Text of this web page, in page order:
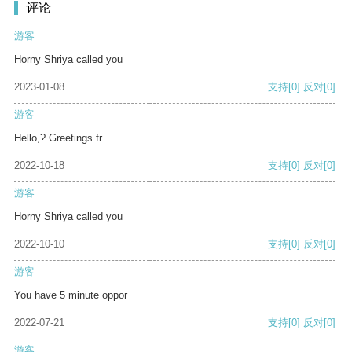
评论
游客
Horny Shriya called you
2023-01-08 支持[0] 反对[0]
游客
Hello,? Greetings fr
2022-10-18 支持[0] 反对[0]
游客
Horny Shriya called you
2022-10-10 支持[0] 反对[0]
游客
You have 5 minute oppor
2022-07-21 支持[0] 反对[0]